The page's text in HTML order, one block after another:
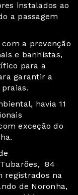
instalados ao
a passagem
a prevenção
e banhistas,
para a
garantir a
havia 11
exceção do
84
registrados na
de Noronha,